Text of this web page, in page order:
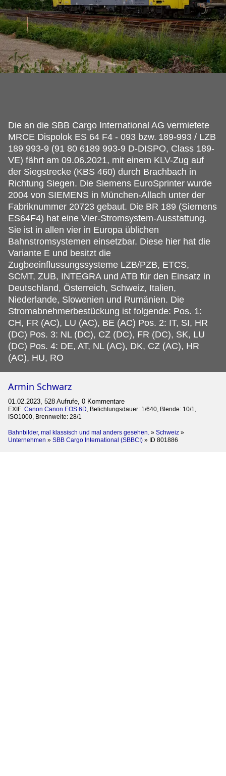
Die an die SBB Cargo International AG vermietete
MRCE Dispolok ES 64 F4 - 093 bzw. 189-993 / LZB
189 993-9 (91 80 6189 993-9 D-DISPO, Class 189-
VE) fährt am 09.06.2021, mit einem KLV-Zug auf
der Siegstrecke (KBS 460) durch Brachbach in
Richtung Siegen. Die Siemens EuroSprinter wurde
2004 von SIEMENS in München-Allach unter der
Fabriknummer 20723 gebaut. Die BR 189 (Siemens
ES64F4) hat eine Vier-Stromsystem-Ausstattung.
Sie ist in allen vier in Europa üblichen
Bahnstromsystemen einsetzbar. Diese hier hat die
Variante E und besitzt die
Zugbeeinflussungssysteme LZB/PZB, ETCS,
SCMT, ZUB, INTEGRA und ATB für den Einsatz in
Deutschland, Österreich, Schweiz, Italien,
Niederlande, Slowenien und Rumänien. Die
Stromabnehmerbestückung ist folgende: Pos. 1:
CH, FR (AC), LU (AC), BE (AC) Pos. 2: IT, SI, HR
(DC) Pos. 3: NL (DC), CZ (DC), FR (DC), SK, LU
(DC) Pos. 4: DE, AT, NL (AC), DK, CZ (AC), HR
(AC), HU, RO
Armin Schwarz
01.02.2023, 528 Aufrufe, 0 Kommentare
EXIF: Canon Canon EOS 6D, Belichtungsdauer: 1/640, Blende: 10/1,
ISO1000, Brennweite: 28/1
Bahnbilder, mal klassisch und mal anders gesehen. » Schweiz »
Unternehmen » SBB Cargo International (SBBCI) » ID 801886